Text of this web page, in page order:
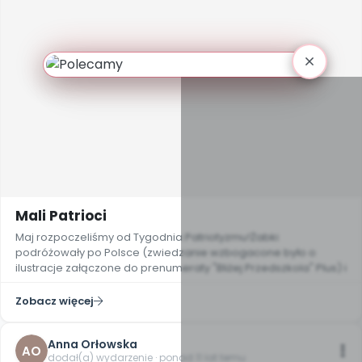
Mali Patrioci
Maj rozpoczeliśmy od Tygodnia Patriotyzmu!Żabki
podróżowały po Polsce (zwiedzanie wzbogacone było o
ilustracje załączone do prenumeraty "Bliżej Przedszkola" Plus) i
Zobacz więcej
AO Anna Orłowska
dodał(a) wydarzenie · ponad 11 lat temu